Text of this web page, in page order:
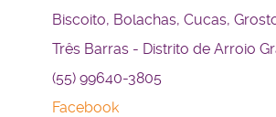
Biscoito, Bolachas, Cucas,
Três Barras - Distrito de Arroio
(55) 99640-3805
Facebook